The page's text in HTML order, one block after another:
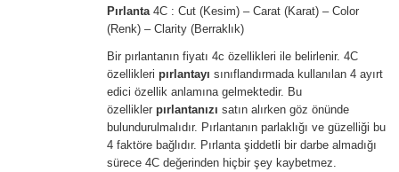
Pırlanta 4C : Cut (Kesim) – Carat (Karat) – Color
(Renk) – Clarity (Berraklık)
Bir pırlantanın fiyatı 4c özellikleri ile belirlenir. 4C
özellikleri pırlantayı sınıflandırmada kullanılan 4 ayırt
edici özellik anlamına gelmektedir. Bu
özellikler pırlantanızı satın alırken göz önünde
bulundurulmalıdır. Pırlantanın parlaklığı ve güzelliği bu
4 faktöre bağlıdır. Pırlanta şiddetli bir darbe almadığı
sürece 4C değerinden hiçbir şey kaybetmez.